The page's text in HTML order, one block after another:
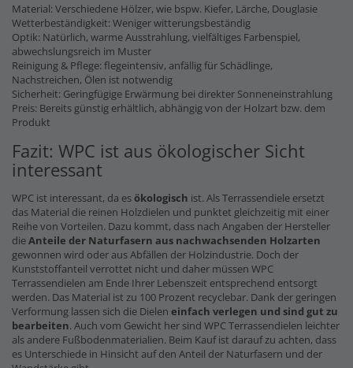
Material: Verschiedene Hölzer, wie bspw. Kiefer, Lärche, Douglasie
Wetterbeständigkeit: Weniger witterungsbeständig
Optik: Natürlich, warme Ausstrahlung, vielfältiges Farbenspiel,
abwechslungsreich im Muster
Reinigung & Pflege: flegeintensiv, anfällig für Schädlinge,
Nachstreichen, Ölen ist notwendig
Sicherheit: Geringfügige Erwärmung bei direkter Sonneneinstrahlung
Preis: Bereits günstig erhältlich, abhängig von der Holzart bzw. dem
Produkt
Fazit: WPC ist aus ökologischer Sicht
interessant
WPC ist interessant, da esökologisch ist. Als Terrassendiele ersetzt
das Material die reinen Holzdielen und punktet gleichzeitig mit einer
Reihe von Vorteilen. Dazu kommt, dass nach Angaben der Hersteller
dieAnteile der Naturfasern aus nachwachsenden Holzarten
gewonnen wird oder aus Abfällen der Holzindustrie. Doch der
Kunststoffanteil verrottet nicht und daher müssen WPC
Terrassendielen am Ende Ihrer Lebenszeit entsprechend entsorgt
werden. Das Material ist zu 100 Prozent recyclebar. Dank der geringen
Verformung lassen sich die Dielen einfach verlegen und sind gut zu
bearbeiten. Auch vom Gewicht her sind WPC Terrassendielen leichter
als andere Fußbodenmaterialien. Beim Kauf ist darauf zu achten, dass
es Unterschiede in Hinsicht auf den Anteil der Naturfasern und der